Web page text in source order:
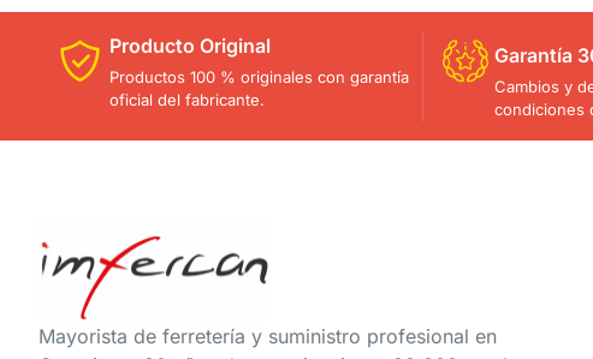
Producto Original
Productos 100 % originales con garantía
oficial del fabricante.
Garantía
Cambios y
condiciones
Mayorista de ferretería y suministro profesional en